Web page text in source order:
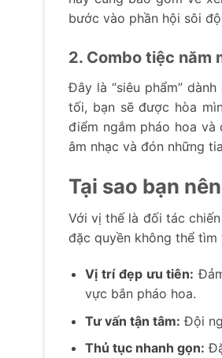
bước vào phần hội sôi
2. Combo tiệc năm
Đây là “siêu phẩm”
tối, bạn sẽ được hòa
điểm ngắm pháo hoa
âm nhạc và đón những
Tại sao bạn
Với vị thế là đối tác
đặc quyền không thể tìm
Vị trí đẹp ưu tiên:
vực bắn pháo hoa.
Tư vấn tận tâm: Đội
Thủ tục nhanh gọn: